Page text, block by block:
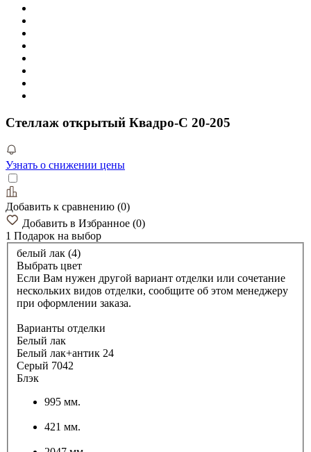
Стеллаж открытый Квадро-С 20-205
Узнать о снижении цены
Добавить к сравнению (0)
Добавить в Избранное (0)
1 Подарок на выбор
белый лак (4)
Выбрать цвет
Если Вам нужен другой вариант отделки или сочетание
нескольких видов отделки, сообщите об этом менеджеру
при оформлении заказа.
Варианты отделки
Белый лак
Белый лак+антик 24
Серый 7042
Блэк
995 мм.
421 мм.